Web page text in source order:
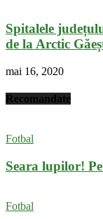
Spitalele
de la Arctic
mai 16, 2020
Recomandate
Fotbal
Seara lupilor!
Fotbal